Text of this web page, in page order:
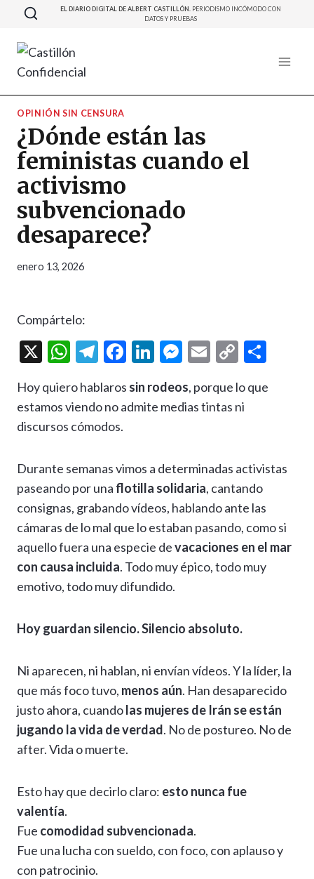
Saltar
contenido
EL DIARIO DIGITAL DE ALBERT CASTILLÓN. PERIODISMO INCÓMODO CON
DATOS Y PRUEBAS
OPINIÓN SIN CENSURA
¿Dónde están las
feministas cuando el
activismo
subvencionado
desaparece?
enero 13, 2026
Compártelo:
X
W
at
s
p
p
T
e
gr
m
F
e
b
o
k
Li
ke
dI
M
se
n
er
E
ai
l
C
p
y
n
k
m
ti
Hoy quiero hablaros sin rodeos, porque lo que
estamos viendo no admite medias tintas ni
discursos cómodos.
Durante semanas vimos a determinadas activistas
paseando por una flotilla solidaria, cantando
consignas, grabando vídeos, hablando ante las
cámaras de lo mal que lo estaban pasando, como si
aquello fuera una especie devacaciones en el mar
con causa incluida. Todo muy épico, todo muy
emotivo, todo muy difundido.
Hoy guardan silencio. Silencio absoluto.
Ni aparecen, ni hablan, ni envían vídeos. Y la líder, la
que más foco tuvo, menos aún. Han desaparecido
justo ahora, cuandolas mujeres de Irán se están
jugando la vida de verdad. No de postureo. No de
after. Vida o muerte.
Esto hay que decirlo claro: esto nunca fue
valentía.
Fue comodidad subvencionada.
Fue una lucha con sueldo, con foco, con aplauso y
con patrocinio.